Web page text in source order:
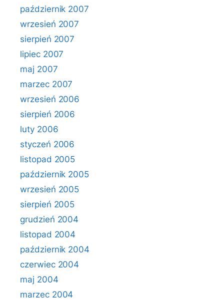
październik 2007
wrzesień 2007
sierpień 2007
lipiec 2007
maj 2007
marzec 2007
wrzesień 2006
sierpień 2006
luty 2006
styczeń 2006
listopad 2005
październik 2005
wrzesień 2005
sierpień 2005
grudzień 2004
listopad 2004
październik 2004
czerwiec 2004
maj 2004
marzec 2004